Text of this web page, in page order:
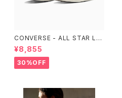
CONVERSE - ALL STAR LG
CY OX （Purple）
¥8,855
30%OFF